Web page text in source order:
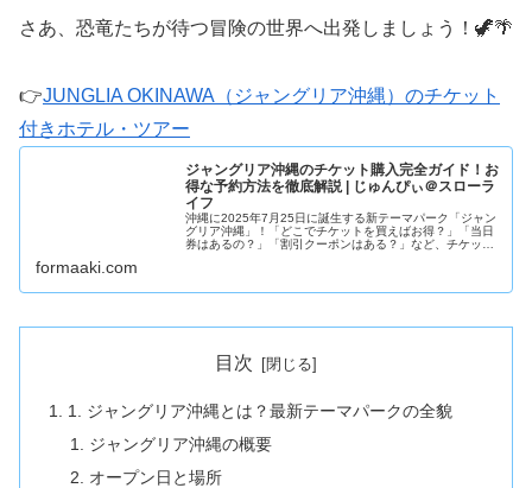
さあ、恐竜たちが待つ冒険の世界へ出発しましょう！🦖🌴
👉JUNGLIA OKINAWA（ジャングリア沖縄）のチケット
付きホテル・ツアー
ジャングリア沖縄のチケット購入完全ガイド！お
得な予約方法を徹底解説 | じゅんぴぃ＠スローラ
イフ
沖縄に2025年7月25日に誕生する新テーマパーク「ジャン
グリア沖縄」！「どこでチケットを買えばお得？」「当日
券はあるの？」「割引クーポンはある？」など、チケット
formaaki.com
目次
1. ジャングリア沖縄とは？最新テーマパークの全貌
ジャングリア沖縄の概要
オープン日と場所